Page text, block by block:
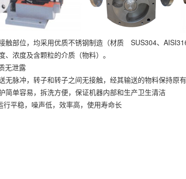
触部位，均采用优质不锈钢制造（材质 SUS304、
、浓度及含颗粒的介质（物料）。
无泄露
无脉冲，转子和转子之间无接触，经其输送的物料保持原
简单容易，拆洗方便，保证机器内部和生产卫生清洁
行平稳，噪声低，效率高，使用寿命长